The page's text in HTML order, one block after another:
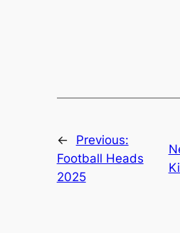
←
Previous:
Football Heads
2025